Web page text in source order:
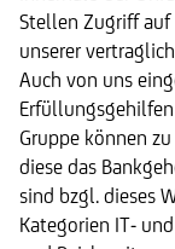
Stellen Zugriff auf
unserer
Auch von uns
Gruppe können
diese das
sind bzgl. dieses
Kategorien IT-